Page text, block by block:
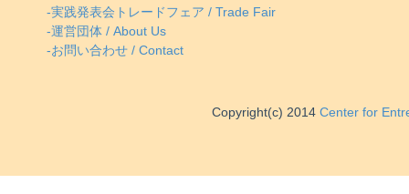
-実践発表会トレードフェア / Trade Fair
-運営団体 / About Us
-お問い合わせ / Contact
Copyright(c) 2014 Center for